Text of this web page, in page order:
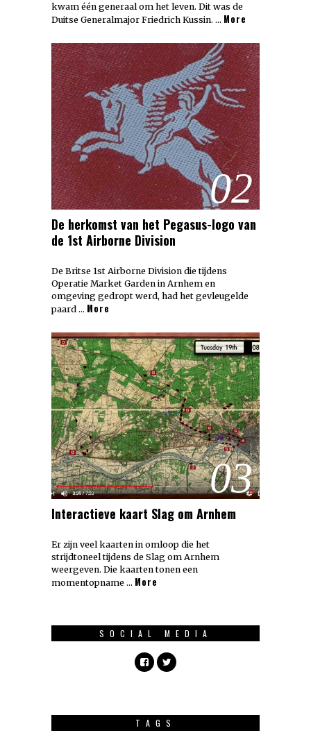
kwam één generaal om het leven. Dit was de
Duitse Generalmajor Friedrich Kussin. … More
02
De herkomst van het Pegasus-logo van
de 1st Airborne Division
De Britse 1st Airborne Division die tijdens
Operatie Market Garden in Arnhem en
omgeving gedropt werd, had het gevleugelde
paard … More
03
Interactieve kaart Slag om Arnhem
Er zijn veel kaarten in omloop die het
strijdtoneel tijdens de Slag om Arnhem
weergeven. Die kaarten tonen een
momentopname … More
SOCIAL MEDIA
TAGS